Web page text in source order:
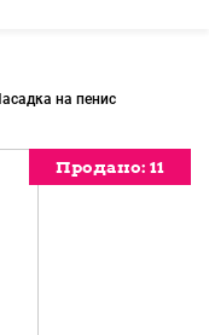
на пенис
Продано: 11
Продано: 11
Продано: 11